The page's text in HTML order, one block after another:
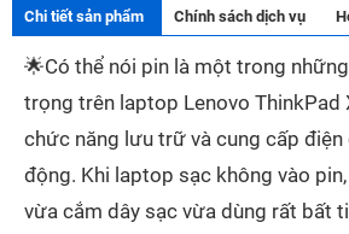
Chi tiết sản phẩm Chính sách dịch vụ
🌟Có thể nói pin là một trong
trọng trên laptop Lenovo ThinkPad
chức năng lưu trữ và cung cấp
động. Khi laptop sạc không vào
vừa cắm dây sạc vừa dùng rất bất